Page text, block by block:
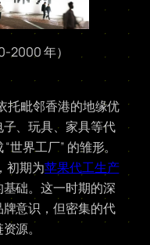
2000 年）
托毗邻香港的地缘优
、玩具、家具等代
界工厂” 的雏形。
初期为苹果代工生产
础。这一时期的深
意识，但密集的代
源。